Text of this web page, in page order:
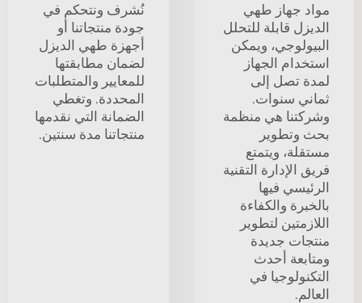
مواد جهاز طهي
الديزل قابلة للتحلل
البيولوجي، ويمكن
استخدام الجهاز
لمدة تصل إلى
ثماني سنوات.
وشركتنا هي منظمة
بحث وتطوير
مستقلة، ويتمتع
فريق الإدارة التقنية
الرئيسي فيها
بالخبرة والكفاءة
اللازمتين لتطوير
منتجات جديدة
ومتابعة أحدث
التكنولوجيا في
العالم.
نُشرف ونتحكم في
جودة منتجاتنا أو
أجهزة طهي الديزل
لضمان مطابقتها
للمعايير والمتطلبات
المحددة. وتغطي
الضمانة التي نقدمها
منتجاتنا مدة سنتين.